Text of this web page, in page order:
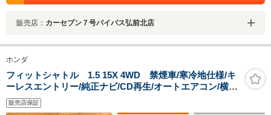
販売店： カーセブン７号バイパス弘前北店
ホンダ
フィットシャトル 1.5 15X 4WD 禁煙車/寒冷地仕様/キ
ーレスエントリー/純正ナビ/CD再生/オートエアコン/横滑
り防止機能/電動格納ミラー/フォグランプETC/クルーズコ
ントロール/ハーフレザーシート
販売店保証